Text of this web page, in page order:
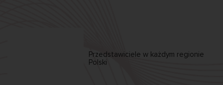
Przedstawiciele w każdym regionie
Polski